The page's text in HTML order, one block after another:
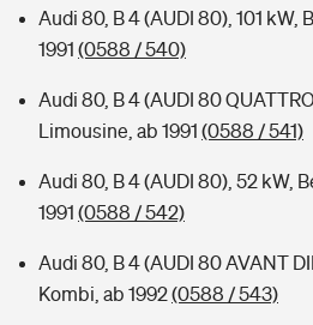
Audi 80, B 4 (AUDI 80), 101 kW,
1991 (0588 / 540)
Audi 80, B 4 (AUDI 80
Limousine, ab 1991 (0588 / 541)
Audi 80, B 4 (AUDI 80), 52 kW,
1991 (0588 / 542)
Audi 80, B 4 (AUDI 80 AVANT
Kombi, ab 1992(0588 / 543)